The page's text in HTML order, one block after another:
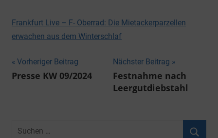
Frankfurt Live – F- Oberrad: Die Mietackerparzellen
erwachen aus dem Winterschlaf
Beitragsnavigation
Vorheriger Beitrag
Presse KW 09/2024
Nächster Beitrag
Festnahme nach
Leergutdiebstahl
Suchen